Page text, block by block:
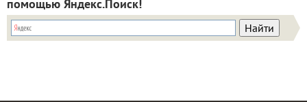
помощью Яндекс.Поиск!